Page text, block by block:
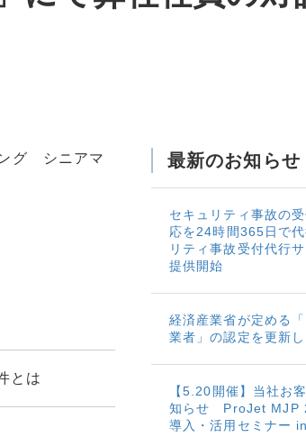
グ シニアマ
とは
最新のお知らせ
セキュリティ事故の
応を24時間365日で代
リティ事故受付代行
提供開始
経済産業省が定める
業者」の認定を更新し
【5.20開催】当社お
知らせ ProJet MJP
導入・活用セミナー